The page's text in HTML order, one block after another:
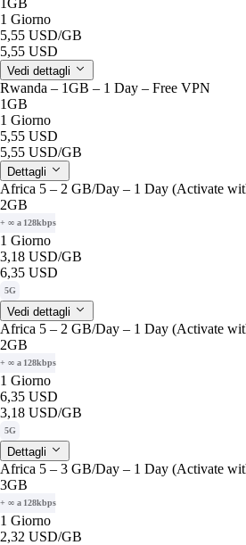
1 Giorno
5,55 USD/GB
5,55 USD
Vedi dettagli
Rwanda – 1GB – 1 Day – Free VPN
1GB
1 Giorno
5,55 USD
5,55 USD/GB
Dettagli
Africa 5 – 2 GB/Day – 1 Day (Activate
2GB
+ ∞ a 128kbps
1 Giorno
3,18 USD/GB
6,35 USD
5G
Vedi dettagli
Africa 5 – 2 GB/Day – 1 Day (Activate
2GB
+ ∞ a 128kbps
1 Giorno
6,35 USD
3,18 USD/GB
5G
Dettagli
Africa 5 – 3 GB/Day – 1 Day (Activate
3GB
+ ∞ a 128kbps
1 Giorno
2,32 USD/GB